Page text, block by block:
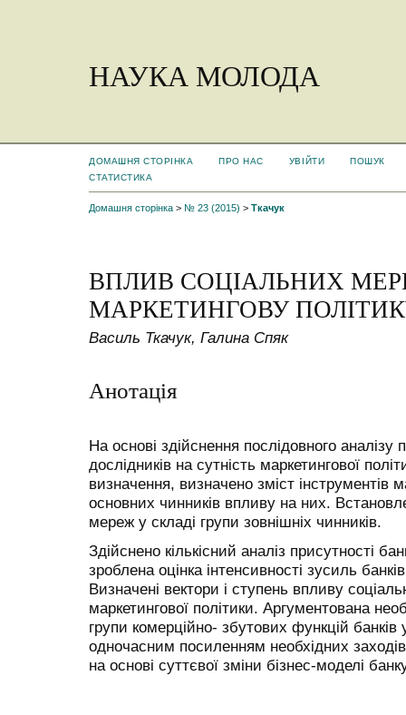
НАУКА МОЛОДА
ДОМАШНЯ СТОРІНКА ПРО НАС УВІЙТИ
ПОШУК
СТАТИСТИКА
Домашня сторінка > № 23 (2015) > Ткачук
ВПЛИВ СОЦІАЛЬНИХ
МАРКЕТИНГОВУ
Василь Ткачук, Галина Спяк
Анотація
На основі здійснення послідовного аналізу
дослідників на сутність маркетингової
визначення, визначено зміст інструментів
основних чинників впливу на них.
мереж у складі групи зовнішніх чинників.
Здійснено кількісний аналіз присутності
зроблена оцінка інтенсивності зусиль
Визначені вектори і ступень впливу
маркетингової політики. Аргументована
групи комерційно- збутових функцій
одночасним посиленням необхідних заходів
на основі суттєвої зміни бізнес-моделі